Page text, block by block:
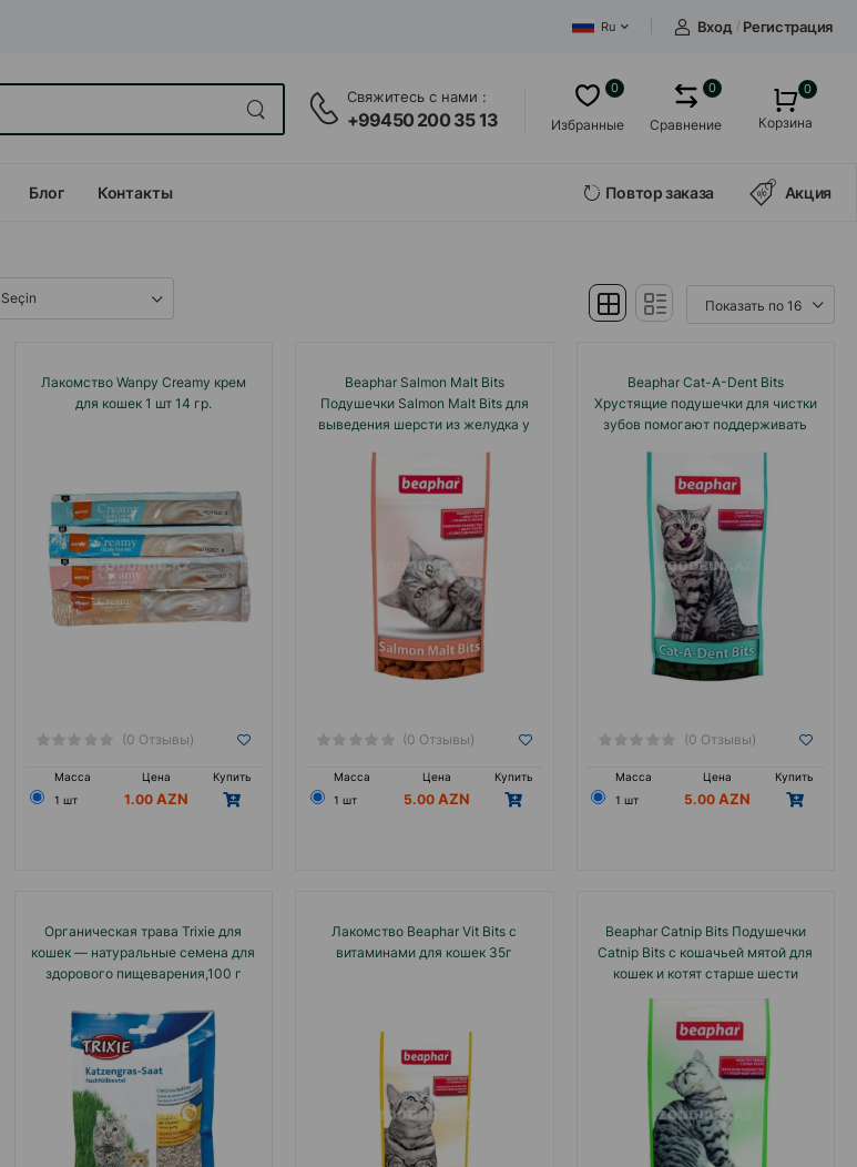
Ru Вход / Регистрация
Свяжитесь с нами :
+99450 200 35 13 Избранные
0
Сравнение
0 0
Корзина
Блог Контакты Повтор заказа Акция
Лакомство Wanpy Creamy крем
для кошек 1 шт 14 гр.
(0 Отзывы)
Масса Цена
Купить
1 шт
1.00
Beaphar Salmon Malt Bits
Подушечки Salmon Malt Bits для
выведения шерсти из желудка у
(0 Отзывы)
Масса Цена
Купить
1 шт
5.00
Beaphar Cat-A-Dent Bits
Хрустящие подушечки для чистки
зубов помогают поддерживать
(0 Отзывы)
Масса Цена
Купить
1 шт
5.00
Органическая трава Trixie для
кошек — натуральные семена для
здорового пищеварения,100 г
Лакомство Beaphar Vit Bits с
витаминами для кошек 35г
Beaphar Catnip Bits Подушечки
Catnip Bits с кошачьей мятой для
кошек и котят старше шести